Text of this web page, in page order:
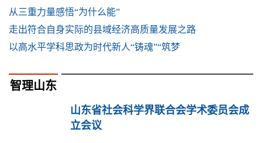
从三重力量感悟“为什么能”
走出符合自身实际的县域经济高质量发展之路
以高水平学科思政为时代新人“铸魂”“筑梦
智理山东
山东省社会科学界联合会学术委员会成
立会议